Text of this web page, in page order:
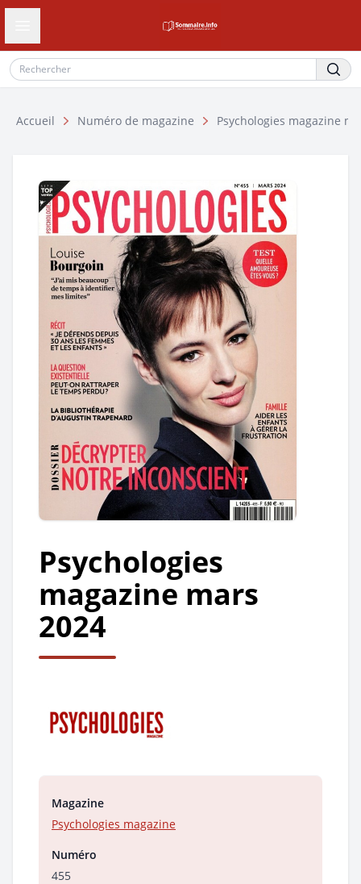
Ouvrir le tiroir de navigation
Accueil Numéro de magazine Psychologies magazine
Psychologies
magazine mars
2024
Magazine
Psychologies magazine
Numéro
455